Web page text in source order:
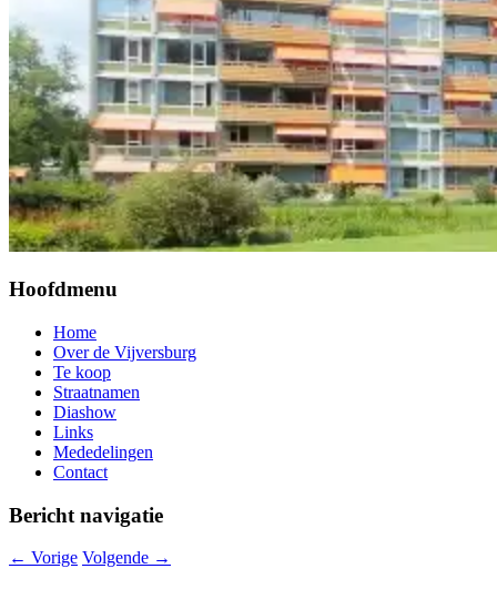
Hoofdmenu
Home
Over de Vijversburg
Te koop
Straatnamen
Diashow
Links
Mededelingen
Contact
Bericht navigatie
← Vorige Volgende →